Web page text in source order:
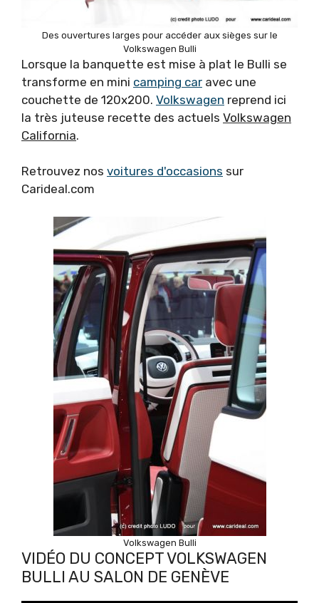
Des ouvertures larges pour accéder aux sièges sur le
Volkswagen Bulli
Lorsque la banquette est mise à plat le Bulli se
transforme en mini camping car avec une
couchette de 120x200. Volkswagen reprend ici
la très juteuse recette des actuels Volkswagen
California.
Retrouvez nos voitures d'occasions sur
Carideal.com
Volkswagen Bulli
VIDÉO DU CONCEPT VOLKSWAGEN
BULLI AU SALON DE GENÈVE